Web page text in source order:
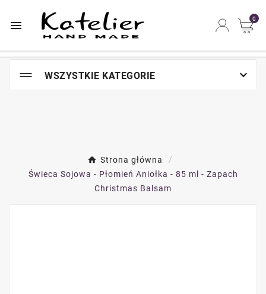
Najszybsze na świecie miejsce zakupów online
 0
WSZYSTKIE KATEGORIE 
Strona główna
Świeca Sojowa - Płomień Aniołka - 85 ml - Zapach
Christmas Balsam